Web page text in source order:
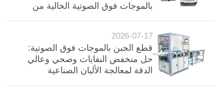
بالموجات فوق الصوتية الخالية من
2026-07-17
قطع الجبن بالموجات فوق الصوتية:
حل منخفض النفايات وصحي وعالي
الدقة لمعالجة الألبان الصناعية